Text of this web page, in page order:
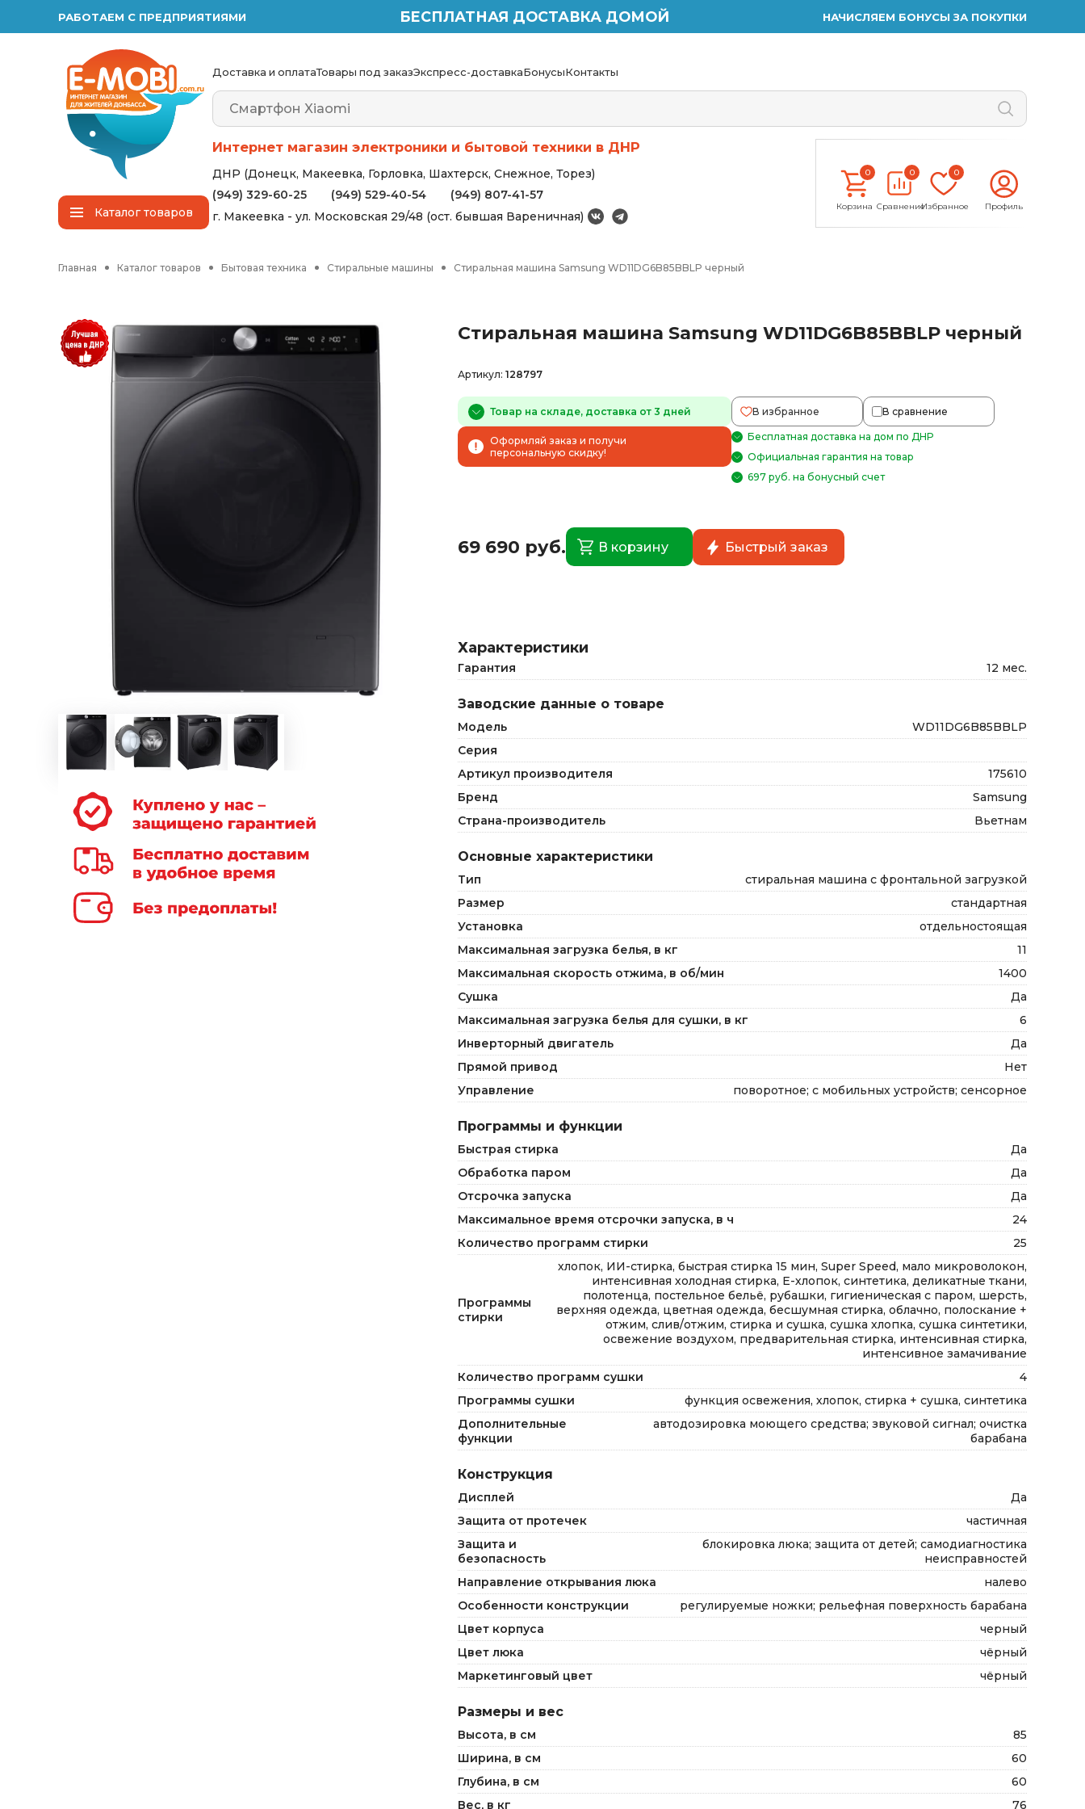
РАБОТАЕМ С ПРЕДПРИЯТИЯМИ БЕСПЛАТНАЯ ДОСТАВКА ДОМОЙ НАЧИСЛЯЕМ БОНУСЫ ЗА ПОКУПКИ
Каталогтоваров
Доставка и оплатаТовары под заказЭкспресс-доставкаБонусыКонтакты
Интернет магазин электроники и бытовой техники в ДНР
ДНР (Донецк, Макеевка, Горловка, Шахтерск, Снежное, Торез)
(949) 329-60-25
(949) 529-40-54
(949) 807-41-57
г. Макеевка - ул. Московская 29/48 (ост. бывшая Вареничная)
0
Корзина
0
Сравнение
0
Избранное Профиль
Главная Каталог товаров Бытовая техника Стиральные машины Стиральная машина Samsung WD11DG6B85BBLP черный
Стиральная машина Samsung WD11DG6B85BBLP черный
Артикул: 128797
Товар на складе, доставка от 3 дней В избранное В сравнение
Оформляй заказ и получи
персональную скидку!
Бесплатная доставка на дом по ДНР
Официальная гарантия на товар
697 руб. на бонусный счет
69 690 руб. В корзину Быстрый заказ
Характеристики
Гарантия 12 мес.
Заводские данные о товаре
Модель
WD11DG6B85BBLP
Серия
Артикул производителя
175610
Бренд
Samsung
Страна-производитель
Вьетнам
Основные характеристики
Тип
стиральная машина с фронтальной загрузкой
Размер
стандартная
Установка
отдельностоящая
Максимальная загрузка белья, в кг
11
Максимальная скорость отжима, в об/мин
1400
Сушка
Да
Максимальная загрузка белья для сушки, в кг
6
Инверторный двигатель
Да
Прямой привод
Нет
Управление
поворотное; с мобильных устройств; сенсорное
Программы и функции
Быстрая стирка
Да
Обработка паром
Да
Отсрочка запуска
Да
Максимальное время отсрочки запуска, в ч
24
Количество программ стирки
25
Программы
стирки
хлопок, ИИ-стирка, быстрая стирка 15 мин, Super Speed, мало микроволокон,
интенсивная холодная стирка, Е-хлопок, синтетика, деликатные ткани,
полотенца, постельное бельё, рубашки, гигиеническая с паром, шерсть,
верхняя одежда, цветная одежда, бесшумная стирка, облачно, полоскание +
отжим, слив/отжим, стирка и сушка, сушка хлопка, сушка синтетики,
освежение воздухом, предварительная стирка, интенсивная стирка,
интенсивное замачивание
Количество программ сушки
4
Программы сушки
функция освежения, хлопок, стирка + сушка, синтетика
Дополнительные
функции
автодозировка моющего средства; звуковой сигнал; очистка
барабана
Конструкция
Дисплей
Да
Защита от протечек
частичная
Защита и
безопасность
блокировка люка; защита от детей; самодиагностика
неисправностей
Направление открывания люка
налево
Особенности конструкции
регулируемые ножки; рельефная поверхность барабана
Цвет корпуса
черный
Цвет люка
чёрный
Маркетинговый цвет
чёрный
Размеры и вес
Высота, в см
85
Ширина, в см
60
Глубина, в см
60
Вес, в кг
76